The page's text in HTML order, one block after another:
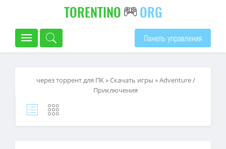
TORENTINO ORG
Панель управления
через торрент для ПК»Скачать игры »Adventure /
Приключения